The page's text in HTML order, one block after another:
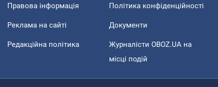
Правова інформація Політика конфіденційності
Реклама на сайті Документи
Редакційна політика
Журналісти OBOZ.UA на
місці подій